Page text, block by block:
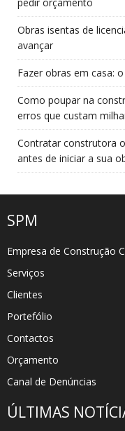
pedir orçamento
Obras isentas de
avançar
Fazer obras em casa:
Como poupar na
erros que custam
Contratar construtora
antes de iniciar a sua
SPM
Empresa de Construção
Serviços
Clientes
Portefólio
Contactos
Orçamento
Canal de Denúncias
ÚLTIMAS